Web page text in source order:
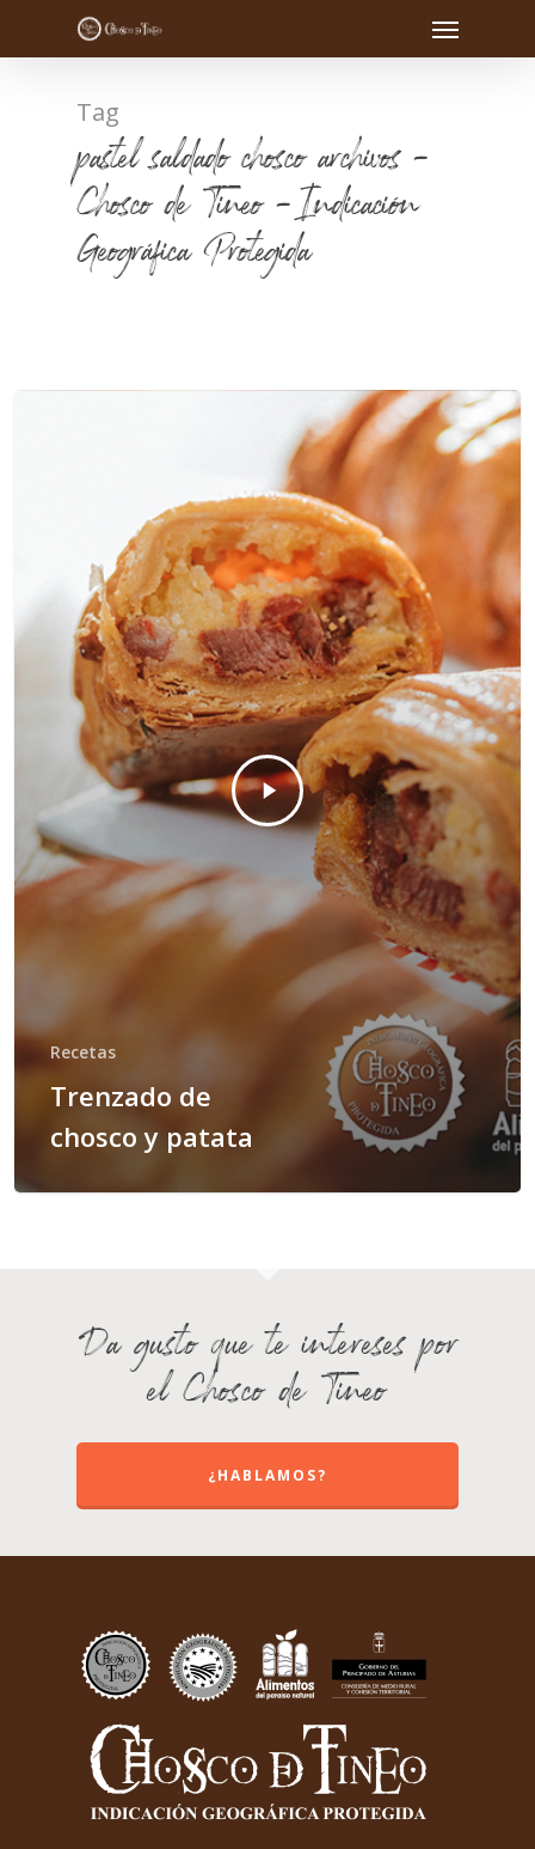
Tag
pastel saldado chosco archivos -
Chosco de Tineo - Indicación
Geográfica Protegida
Recetas
Trenzado de
chosco y patata
Da gusto que te intereses por
el Chosco de Tineo
¿HABLAMOS?